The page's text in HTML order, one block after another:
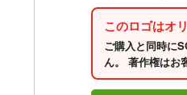
このロゴはオ
ご購入と同時に
ん。 著作権はお